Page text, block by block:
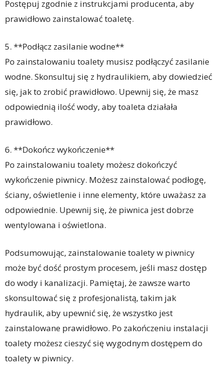
Postępuj zgodnie z instrukcjami producenta, aby
prawidłowo zainstalować toaletę.
5. **Podłącz zasilanie wodne**
Po zainstalowaniu toalety musisz podłączyć zasilanie
wodne. Skonsultuj się z hydraulikiem, aby dowiedzieć
się, jak to zrobić prawidłowo. Upewnij się, że masz
odpowiednią ilość wody, aby toaleta działała
prawidłowo.
6. **Dokończ wykończenie**
Po zainstalowaniu toalety możesz dokończyć
wykończenie piwnicy. Możesz zainstalować podłogę,
ściany, oświetlenie i inne elementy, które uważasz za
odpowiednie. Upewnij się, że piwnica jest dobrze
wentylowana i oświetlona.
Podsumowując, zainstalowanie toalety w piwnicy
może być dość prostym procesem, jeśli masz dostęp
do wody i kanalizacji. Pamiętaj, że zawsze warto
skonsultować się z profesjonalistą, takim jak
hydraulik, aby upewnić się, że wszystko jest
zainstalowane prawidłowo. Po zakończeniu instalacji
toalety możesz cieszyć się wygodnym dostępem do
toalety w piwnicy.